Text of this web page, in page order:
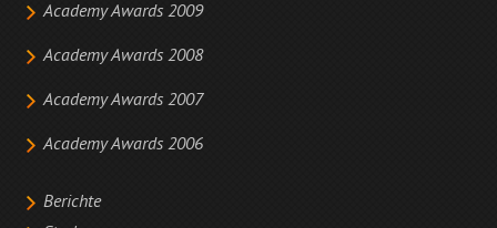
Academy Awards 2009
Academy Awards 2008
Academy Awards 2007
Academy Awards 2006
Berichte